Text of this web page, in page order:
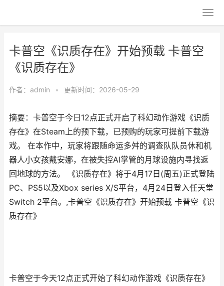
卡普空《识质存在》开始预载 卡普空
《识质存在》
作者： admin • 更新时间：2026-05-29
摘要：卡普空于今日12点正式开启了科幻动作游戏《识质
存在》在Steam上的预下载，已预购的玩家可提前下载游
戏。 在本作中，玩家将跟随命运多舛的调查队队员休和机
器人小女孩戴安娜，在被失控AI掌管的月球设施内寻找返
回地球的方法。 《识质存在》将于4月17日(周五)正式登陆
PC、PS5以及Xbox series X/S平台，4月24日登入任天堂
Switch 2平台。,卡普空《识质存在》开始预载 卡普空《识
质存在》
卡普空于今天12点正式开始了科幻动作游戏《识质存在》